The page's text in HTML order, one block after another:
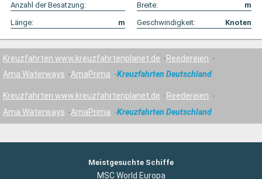
Anzahl der Besatzung:
Breite:
m
Länge:
m Geschwindigkeit: Knoten
Kreuzfahrten www.kreuzfahrtenplanet.de
Reedereien
Ama Waterways
AmaPrima Kreuzfahrten Deutschland
Kreuzfahrten www.kreuzfahrtenplanet.de
Reedereien
Ama Waterways
AmaPrima Kreuzfahrten Deutschland
Meistgesuchte Schiffe
MSC World Europa